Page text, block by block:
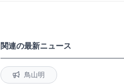
関連の最新ニュース
鳥山明